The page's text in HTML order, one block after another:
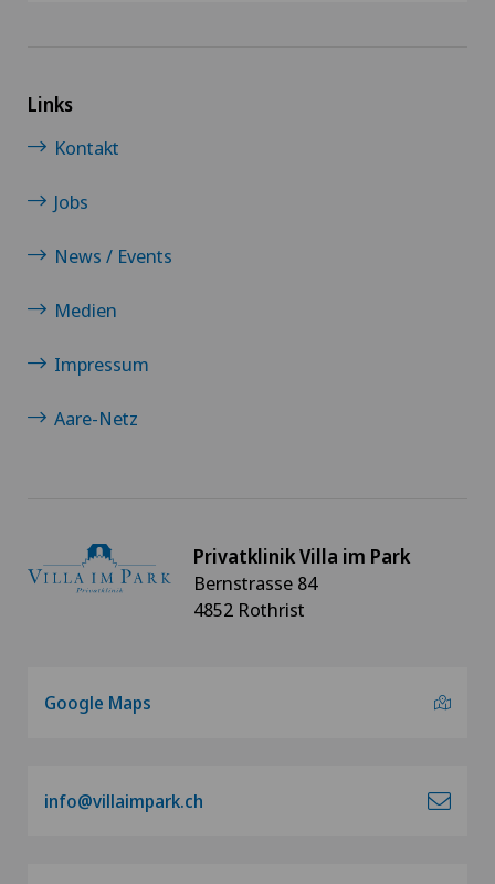
Links
Kontakt
Jobs
News / Events
Medien
Impressum
Aare-Netz
Privatklinik Villa im Park
Bernstrasse 84
4852 Rothrist
Google Maps
info@villaimpark.ch